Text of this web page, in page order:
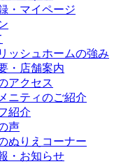
・マイページ
ッシュホームの強み
・店舗案内
アクセス
ニティのご紹介
紹介
声
ぬりえコーナー
・お知らせ